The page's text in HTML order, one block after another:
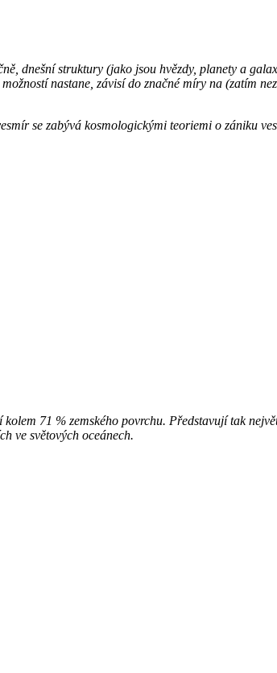
dnešní struktury (jako jsou hvězdy, planety a
nastane, závisí do značné míry na (zatím
se zabývá kosmologickými teoriemi o zániku
71 % zemského povrchu. Představují tak
ve světových oceánech.